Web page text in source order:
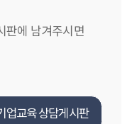
판에 남겨주시면
업교육 상담게시판